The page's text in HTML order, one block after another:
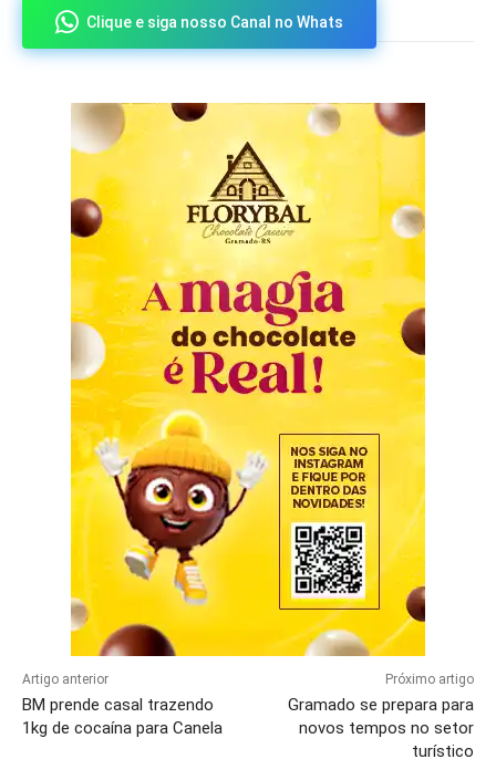
Clique e siga nosso Canal no Whats
Artigo anterior
BM prende casal trazendo
1kg de cocaína para Canela
Próximo artigo
Gramado se prepara para
novos tempos no setor
turístico